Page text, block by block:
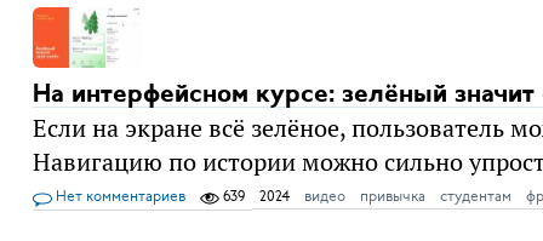
На интерфейсном курсе: зелёный значит
Если на экране всё зелёное, пользователь
Навигацию по истории можно сильно
Нет комментариев 639 2024 видео привычка студентам